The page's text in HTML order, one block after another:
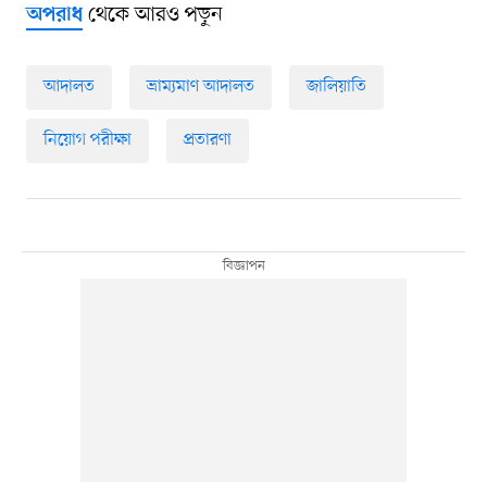
অপরাধথেকে আরও পড়ুন
আদালত ভ্রাম্যমাণ আদালত জালিয়াতি
নিয়োগ পরীক্ষা প্রতারণা